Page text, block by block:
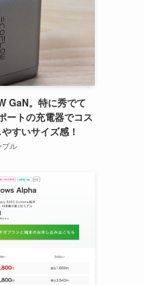
GaN。特に秀でて
ートの充電器でコス
すいサイズ感！
ブル